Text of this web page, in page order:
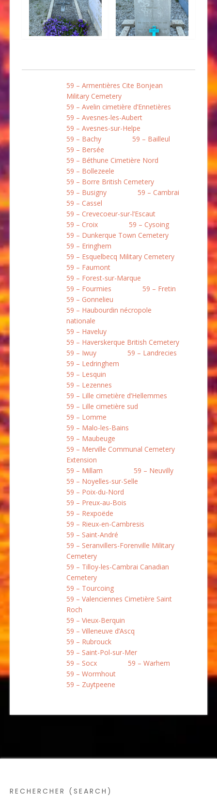
59 – Armentières Cite Bonjean
Military Cemetery
59 – Avelin cimetière d’Ennetières
59 – Avesnes-les-Aubert
59 – Avesnes-sur-Helpe
59 – Bachy
59 – Bailleul
59 – Bersée
59 – Béthune Cimetière Nord
59 – Bollezeele
59 – Borre British Cemetery
59 – Busigny
59 – Cambrai
59 – Cassel
59 – Crevecoeur-sur-l’Escaut
59 – Croix
59 – Cysoing
59 – Dunkerque Town Cemetery
59 – Eringhem
59 – Esquelbecq Military Cemetery
59 – Faumont
59 – Forest-sur-Marque
59 – Fourmies
59 – Fretin
59 – Gonnelieu
59 – Haubourdin nécropole
nationale
59 – Haveluy
59 – Haverskerque British Cemetery
59 – Iwuy
59 – Landrecies
59 – Ledringhem
59 – Lesquin
59 – Lezennes
59 – Lille cimetière d’Hellemmes
59 – Lille cimetière sud
59 – Lomme
59 – Malo-les-Bains
59 – Maubeuge
59 – Merville Communal Cemetery
Extension
59 – Millam
59 – Neuvilly
59 – Noyelles-sur-Selle
59 – Poix-du-Nord
59 – Preux-au-Bois
59 – Rexpoëde
59 – Rieux-en-Cambresis
59 – Saint-André
59 – Seranvillers-Forenville Military
Cemetery
59 – Tilloy-les-Cambrai Canadian
Cemetery
59 – Tourcoing
59 – Valenciennes Cimetière Saint
Roch
59 – Vieux-Berquin
59 – Villeneuve d’Ascq
59 – Rubrouck
59 – Saint-Pol-sur-Mer
59 – Socx
59 – Warhem
59 – Wormhout
59 – Zuytpeene
RECHERCHER (SEARCH)